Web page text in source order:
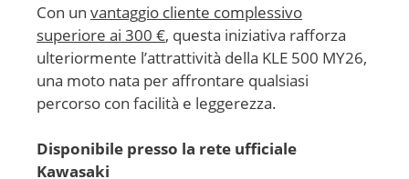
Con un vantaggio cliente complessivo
superiore ai 300 €, questa iniziativa rafforza
ulteriormente l’attrattività della KLE 500 MY26,
una moto nata per affrontare qualsiasi
percorso con facilità e leggerezza.
Disponibile presso la rete ufficiale
Kawasaki